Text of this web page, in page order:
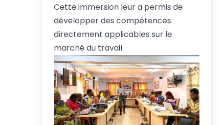
Cette immersion leur a permis de
développer des compétences
directement applicables sur le
marché du travail.